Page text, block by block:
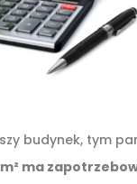
budynek, tym
ma